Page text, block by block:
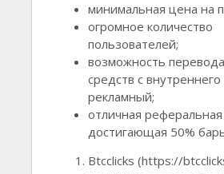
минимальная цена на
огромное количество
пользователей;
возможность
средств с внутреннего
рекламный;
отличная
достигающая 50%
Btcclicks (https://